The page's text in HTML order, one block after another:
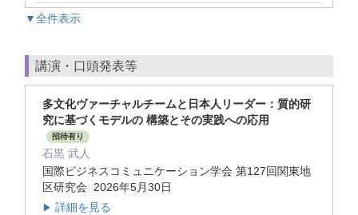
▼全件表示
講演・口頭発表等
多文化ヴァーチャルチームと日本人リーダー：質的研
究に基づくモデルの 構築とその実践への応用
招待有り
石黒 武人
国際ビジネスコミュニケーション学会 第127回関東地
区研究会 2026年5月30日
▶ 詳細を見る